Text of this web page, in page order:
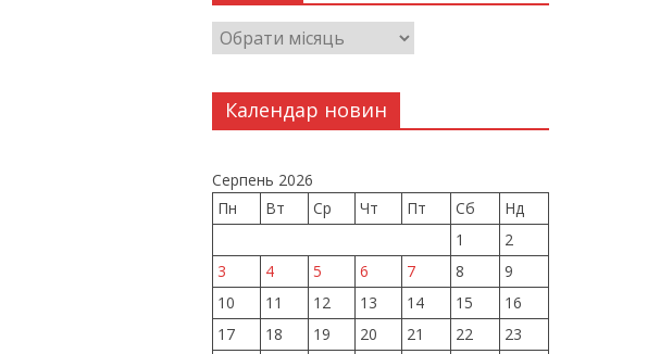
Календар новин
Серпень 2026
Пн
Вт Ср Чт Пт Сб
Нд
1
2
3
4 5 6 7 8
9
10
11 12 13 14 15
16
17
18 19 20 21 22
23